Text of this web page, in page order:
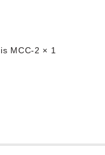
MCC-2 × 1